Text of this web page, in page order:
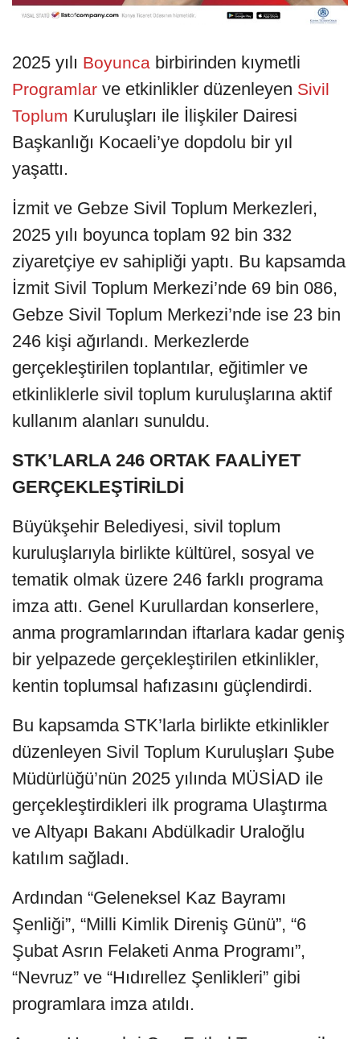
2025 yılı Boyunca birbirinden kıymetli
Programlar ve etkinlikler düzenleyen Sivil
Toplum Kuruluşları ile İlişkiler Dairesi
Başkanlığı Kocaeli’ye dopdolu bir yıl
yaşattı.
İzmit ve Gebze Sivil Toplum Merkezleri,
2025 yılı boyunca toplam 92 bin 332
ziyaretçiye ev sahipliği yaptı. Bu kapsamda
İzmit Sivil Toplum Merkezi’nde 69 bin 086,
Gebze Sivil Toplum Merkezi’nde ise 23 bin
246 kişi ağırlandı. Merkezlerde
gerçekleştirilen toplantılar, eğitimler ve
etkinliklerle sivil toplum kuruluşlarına aktif
kullanım alanları sunuldu.
STK’LARLA 246 ORTAK FAALİYET
GERÇEKLEŞTİRİLDİ
Büyükşehir Belediyesi, sivil toplum
kuruluşlarıyla birlikte kültürel, sosyal ve
tematik olmak üzere 246 farklı programa
imza attı. Genel Kurullardan konserlere,
anma programlarından iftarlara kadar geniş
bir yelpazede gerçekleştirilen etkinlikler,
kentin toplumsal hafızasını güçlendirdi.
Bu kapsamda STK’larla birlikte etkinlikler
düzenleyen Sivil Toplum Kuruluşları Şube
Müdürlüğü’nün 2025 yılında MÜSİAD ile
gerçekleştirdikleri ilk programa Ulaştırma
ve Altyapı Bakanı Abdülkadir Uraloğlu
katılım sağladı.
Ardından “Geleneksel Kaz Bayramı
Şenliği”, “Milli Kimlik Direniş Günü”, “6
Şubat Asrın Felaketi Anma Programı”,
“Nevruz” ve “Hıdırellez Şenlikleri” gibi
programlara imza atıldı.